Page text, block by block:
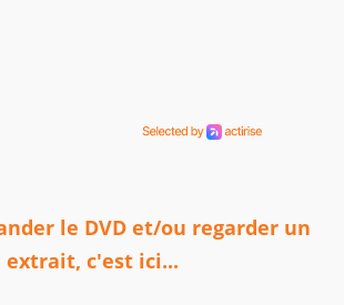
le DVD et/ou regarder un
extrait, c'est ici...